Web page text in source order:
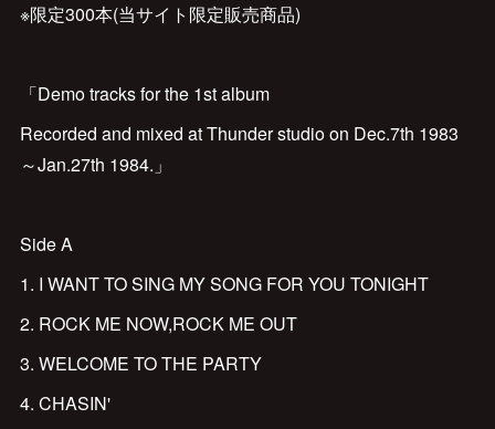
※限定300本(当サイト限定販売商品)
「Demo tracks for the 1st album
Recorded and mixed at Thunder studio on Dec.7th 1983
～Jan.27th 1984.」
Side A
1. I WANT TO SING MY SONG FOR YOU TONIGHT
2. ROCK ME NOW,ROCK ME OUT
3. WELCOME TO THE PARTY
4. CHASIN'